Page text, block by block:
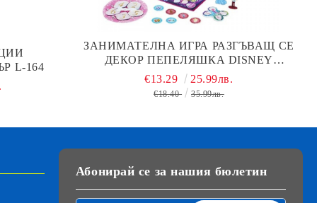
L-164
ЗАНИМАТЕЛНА ИГРА РАЗГЪВАЩ СЕ
ДЕКОР ПЕПЕЛЯШКА DISNEY
PRINCESS
€13.29 25.99лв.
€18.40 35.99лв.
Абонирай се за нашия бюлетин